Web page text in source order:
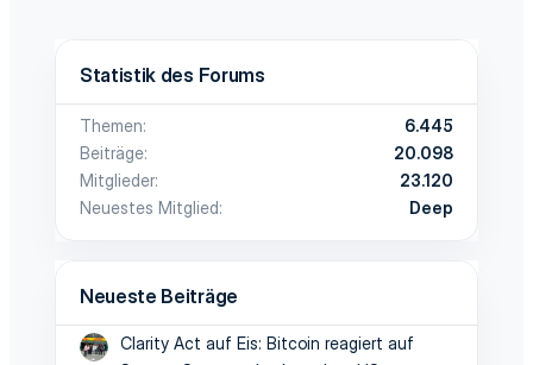
Statistik des Forums
Themen
6.445
Beiträge
20.098
Mitglieder
23.120
Neuestes Mitglied
Deep
Neueste Beiträge
Clarity Act auf Eis: Bitcoin reagiert auf